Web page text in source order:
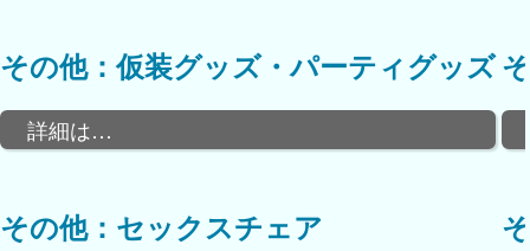
その他：仮装グッズ・パーティグッズ
詳細は…
その他：セックスチェア